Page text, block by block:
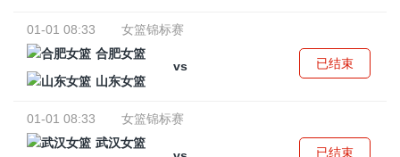
01-01 08:33
女篮锦标赛
合肥女篮
vs
山东女篮
已结束
01-01 08:33
女篮锦标赛
武汉女篮
已结束